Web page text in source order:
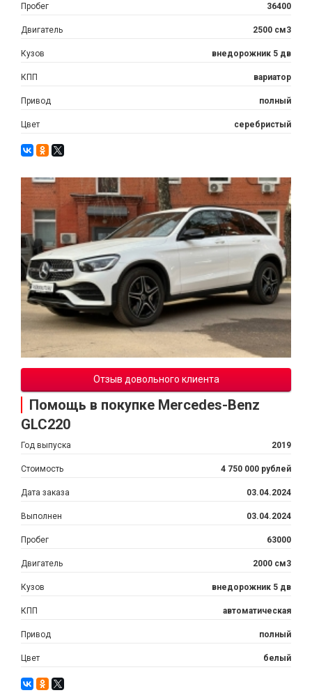
Пробег 36400
Двигатель 2500 см3
Кузов внедорожник 5 дв
КПП вариатор
Привод полный
Цвет серебристый
Отзыв довольного клиента
Помощь в покупке Mercedes-Benz
GLC220
Год выпуска 2019
Стоимость 4 750 000 рублей
Дата заказа 03.04.2024
Выполнен 03.04.2024
Пробег 63000
Двигатель 2000 см3
Кузов внедорожник 5 дв
КПП автоматическая
Привод полный
Цвет белый